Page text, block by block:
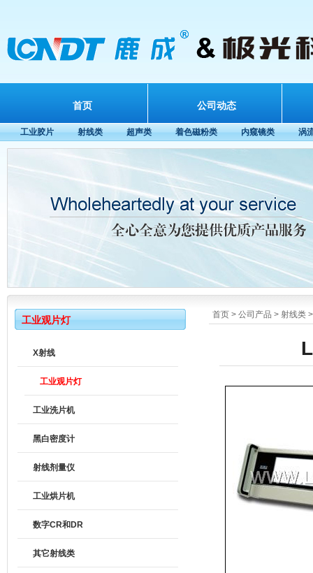
首页 公司动态
工业胶片 射线类 超声类 着色磁粉类 内窥镜类 涡
首页 > 公司产品 > 射线类
工业观片灯
X射线
工业观片灯
工业洗片机
黑白密度计
射线剂量仪
工业烘片机
数字CR和DR
其它射线类